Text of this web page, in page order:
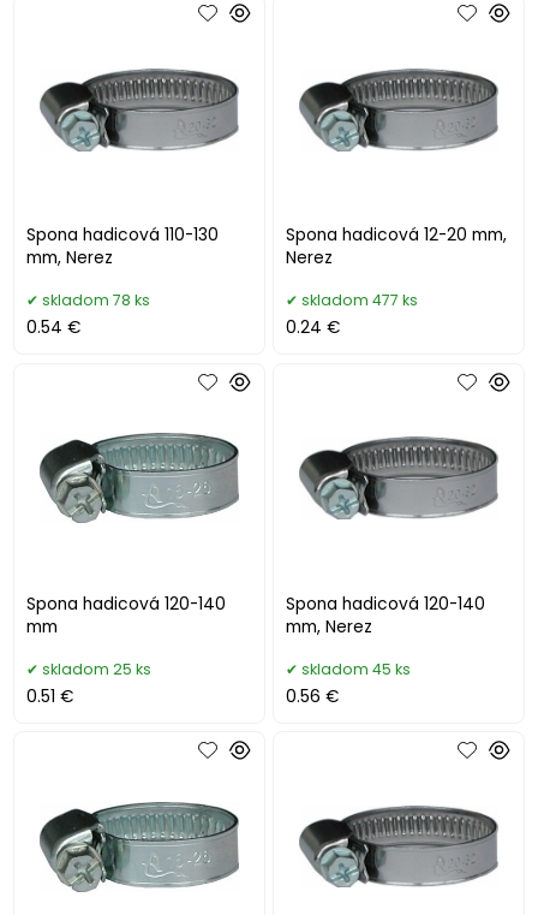
Spona hadicová 110-130
mm, Nerez
skladom 78 ks
0.54 €
Spona hadicová 12-20 mm,
Nerez
skladom 477 ks
0.24 €
Spona hadicová 120-140
mm
skladom 25 ks
0.51 €
Spona hadicová 120-140
mm, Nerez
skladom 45 ks
0.56 €